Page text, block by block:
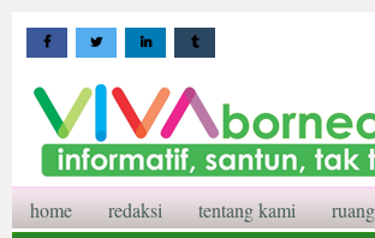
home redaksi tentang kami